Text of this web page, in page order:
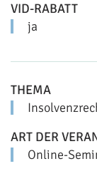
VID-RABATT
ja
THEMA
ART DER
Online-